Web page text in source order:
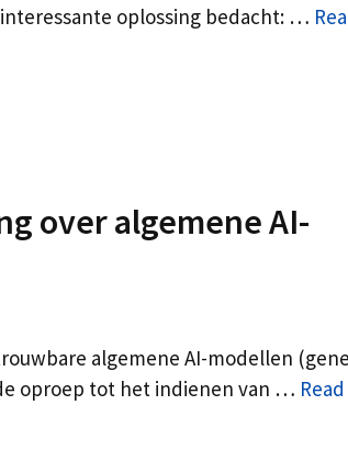
oplossing bedacht: …
over algemene AI-
algemene AI-modellen
oproep tot het indienen van … Read